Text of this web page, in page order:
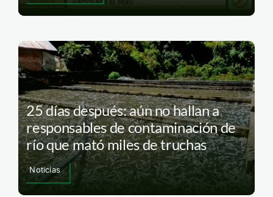
25 días después: aún no hallan a
responsables de contaminación de
río que mató miles de truchas
Noticias